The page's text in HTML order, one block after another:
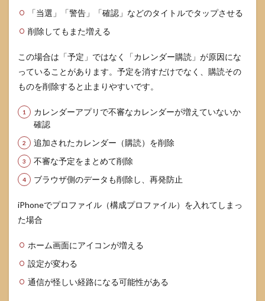
「当選」「警告」「確認」などのタイトルでタップさせる
削除してもまた増える
この場合は「予定」ではなく「カレンダー購読」が原因にな
っていることがあります。予定を消すだけでなく、購読その
ものを削除すると止まりやすいです。
カレンダーアプリで不審なカレンダーが増えていないか
確認
追加されたカレンダー（購読）を削除
不審な予定をまとめて削除
ブラウザ側のデータも削除し、再発防止
iPhoneでプロファイル（構成プロファイル）を入れてしまっ
た場合
ホーム画面にアイコンが増える
設定が変わる
通信が怪しい経路になる可能性がある